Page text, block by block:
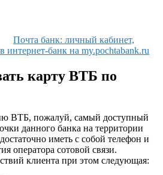
Почта банк: личный кабинет,
интернет-банк на my.pochtabank.ru
карту ВТБ по
ВТБ, пожалуй, самый доступный
данного банка на территории
иметь с собой телефон и
оператора сотовой связи.
клиента при этом следующая: